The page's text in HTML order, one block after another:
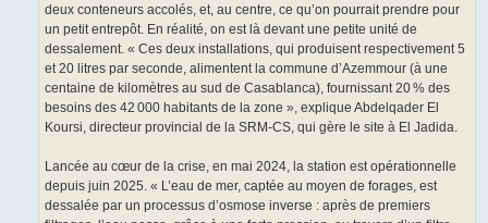
deux conteneurs accolés, et, au centre, ce qu’on pourrait prendre pour
un petit entrepôt. En réalité, on est là devant une petite unité de
dessalement. « Ces deux installations, qui produisent respectivement 5
et 20 litres par seconde, alimentent la commune d’Azemmour (à une
centaine de kilomètres au sud de Casablanca), fournissant 20 % des
besoins des 42 000 habitants de la zone », explique Abdelqader El
Koursi, directeur provincial de la SRM-CS, qui gère le site à El Jadida.
Lancée au cœur de la crise, en mai 2024, la station est opérationnelle
depuis juin 2025. « L’eau de mer, captée au moyen de forages, est
dessalée par un processus d’osmose inverse : après de premiers